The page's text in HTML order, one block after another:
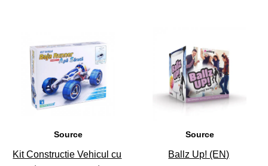
29
Source
Kit Constructie Vehicul cu
30
Source
Ballz Up! (EN)